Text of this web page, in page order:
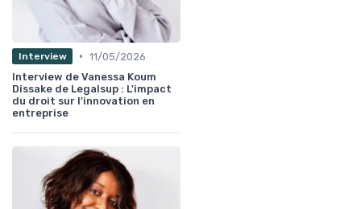
Interview • 11/05/2026
Interview de Vanessa Koum
Dissake de Legalsup : L'impact
du droit sur l'innovation en
entreprise